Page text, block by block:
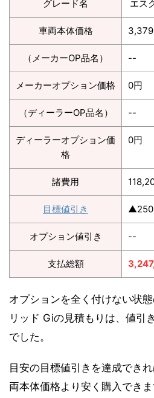
グレード名 エス
車両本体価格
（メーカーOP品名） --
メーカーオプション価格 0円
（ディーラーOP品名） --
ディーラーオプション価
格
0円
諸費用
目標値引き
オプション値引き --
支払総額
オプションを全く付けない状
リッド Giの見積もりは、値引
でした。
目安の目標値引きを達成でき
両本体価格より安く購入できま